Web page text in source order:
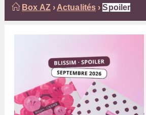
Box AZ› Actualités ›Spoiler